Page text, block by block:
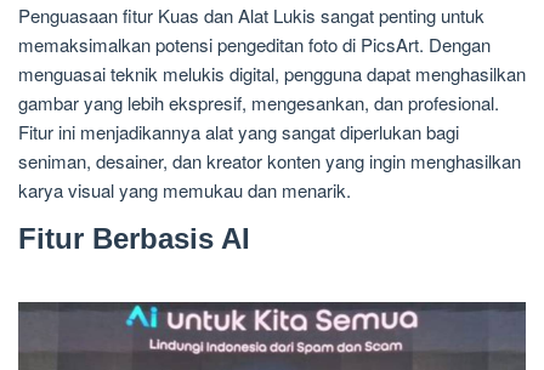
Penguasaan fitur Kuas dan Alat Lukis sangat penting untuk
memaksimalkan potensi pengeditan foto di PicsArt. Dengan
menguasai teknik melukis digital, pengguna dapat menghasilkan
gambar yang lebih ekspresif, mengesankan, dan profesional.
Fitur ini menjadikannya alat yang sangat diperlukan bagi
seniman, desainer, dan kreator konten yang ingin menghasilkan
karya visual yang memukau dan menarik.
Fitur Berbasis AI